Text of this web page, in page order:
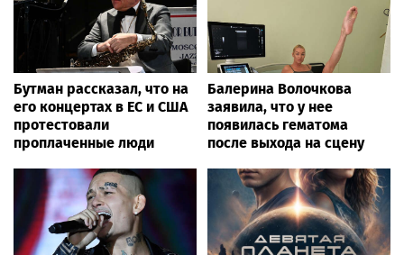
Бутман рассказал, что на
его концертах в ЕС и США
протестовали
проплаченные люди
Балерина Волочкова
заявила, что у нее
появилась гематома
после выхода на сцену